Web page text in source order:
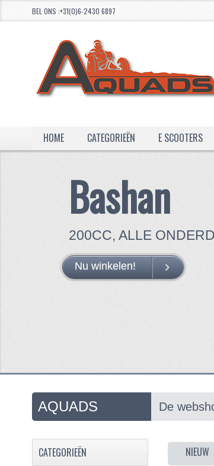
BEL ONS :+31(0)6-2430 6897
HOME CATEGORIEËN E SCOOTERS
Bashan
200CC, ALLE
Nu winkelen! MEER INFO
250CC. ALLE
Nu winkelen! MEER INFO
AQUADS De
NIEUW
CATEGORIEËN